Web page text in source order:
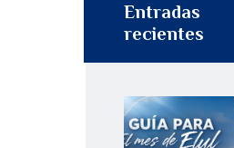
Entradas
recientes